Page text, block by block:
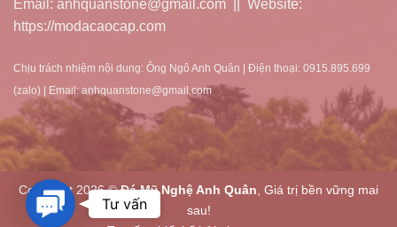
Email: anhquanstone@gmail.com || Website:
https://modacaocap.com
Chịu trách nhiệm nội dung: Ông Ngô Anh Quân | Điện thoại: 0915.895.699
(zalo) | Email: anhquanstone@gmail.com
Copyright 2026 ©Đá Mỹ Nghệ Anh Quân, Giá trị bền vững mai
sau!
Contact
Us
Tư vấn